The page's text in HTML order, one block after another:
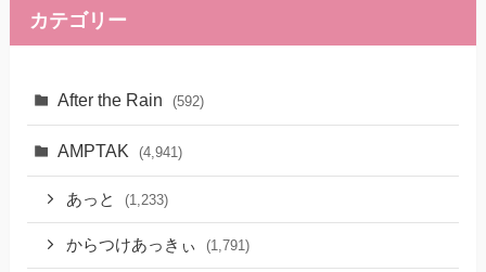
カテゴリー
After the Rain (592)
AMPTAK (4,941)
あっと (1,233)
からつけあっきぃ (1,791)